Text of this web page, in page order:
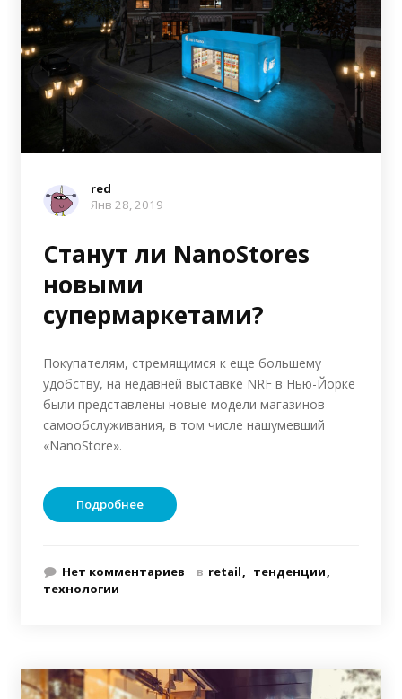
red
Янв 28, 2019
Станут ли NanoStores
новыми
супермаркетами?
Покупателям, стремящимся к еще большему
удобству, на недавней выставке NRF в Нью-Йорке
были представлены новые модели магазинов
самообслуживания, в том числе нашумевший
«NanoStore».
Подробнее
Нет комментариев в retail
тенденции
технологии